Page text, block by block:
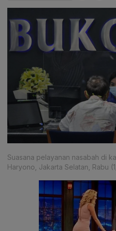
Suasana pelayanan nasabah di
Haryono, Jakarta Selatan, Rabu